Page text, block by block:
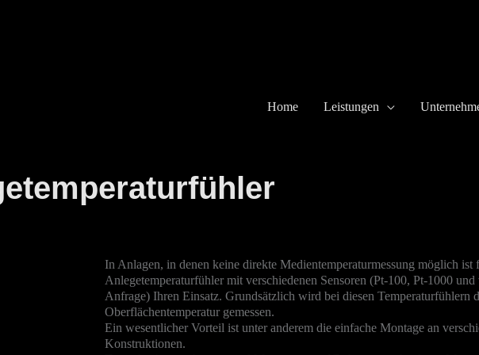
Home Leistungen
In Anlagen, in denen keine direkte Medientemperaturmessung möglich ist
Anlegetemperaturfühler mit verschiedenen Sensoren (Pt-100, Pt-1000
Anfrage) Ihren Einsatz. Grundsätzlich wird bei diesen Temperaturfühlern
Oberflächentemperatur gemessen.
Ein wesentlicher Vorteil ist unter anderem die einfache Montage an
Konstruktionen.